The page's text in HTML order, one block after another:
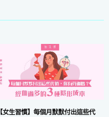
【女生習慣】每個月默默付出這些代